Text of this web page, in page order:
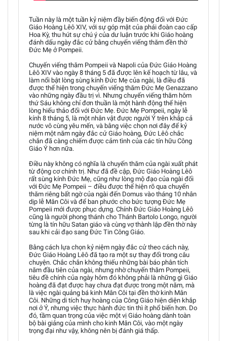
Tuần này là một tuần kỷ niệm đầy biến động đối với Đức
Giáo Hoàng Lêô XIV, với sự góp mặt của phái đoàn cao cấp
Hoa Kỳ, thu hút sự chú ý của dư luận trước khi Giáo hoàng
đánh dấu ngày đắc cử bằng chuyến viếng thăm đền thờ
Đức Mẹ ở Pompeii.
Chuyến viếng thăm Pompeii và Napoli của Đức Giáo Hoàng
Lêô XIV vào ngày 8 tháng 5 đã được lên kế hoạch từ lâu, và
làm nổi bật lòng sùng kính Đức Mẹ của ngài, là điều đã
được thể hiện trong chuyến viếng thăm Đức Mẹ Genazzano
vào những ngày đầu trị vì. Nhưng chuyến viếng thăm hôm
thứ Sáu không chỉ đơn thuần là một hành động thể hiện
lòng hiếu thảo đối với Đức Mẹ. Đức Mẹ Pompeii, ngày lễ
kính 8 tháng 5, là một nhân vật được người Ý trên khắp cả
nước vô cùng yêu mến, và bằng việc chọn nơi đây để kỷ
niệm một năm ngày đắc cử Giáo hoàng, Đức Lêô chắc
chắn đã càng chiếm được cảm tình của các tín hữu Công
Giáo Ý hơn nữa.
Điều này không có nghĩa là chuyến thăm của ngài xuất phát
từ động cơ chính trị. Như đã đề cập, Đức Giáo Hoàng Lêô
rất sùng kính Đức Mẹ, cũng như lòng mộ đạo của ngài đối
với Đức Mẹ Pompeii – điều được thể hiện rõ qua chuyến
thăm riêng bất ngờ của ngài đến Domus vào tháng 10 nhân
dịp lễ Mân Côi và để ban phước cho bức tượng Đức Mẹ
Pompeii mới được phục dựng. Chính Đức Giáo Hoàng Lêô
cũng là người phong thánh cho Thánh Bartolo Longo, người
từng là tín hữu Satan giáo và cùng vợ thành lập đền thờ này
sau khi cải đạo sang Đức Tin Công Giáo.
Bằng cách lựa chọn kỷ niệm ngày đắc cử theo cách này,
Đức Giáo Hoàng Lêô đã tạo ra một sự thay đổi trong câu
chuyện. Chắc chắn không thiếu những bài báo phân tích
năm đầu tiên của ngài, nhưng nhờ chuyến thăm Pompeii,
tiêu đề chính của ngày hôm đó không phải là những gì Giáo
hoàng đã đạt được hay chưa đạt được trong một năm, mà
là việc ngài quảng bá kinh Mân Côi tại đền thờ kinh Mân
Côi. Những di tích huy hoàng của Công Giáo hiện diện khắp
nơi ở Ý, nhưng việc thực hành đức tin thì ít phổ biến hơn. Do
đó, tầm quan trọng của việc một vị Giáo hoàng dành toàn
bộ bài giảng của mình cho kinh Mân Côi, vào một ngày
trọng đại như vậy, không nên bị đánh giá thấp.